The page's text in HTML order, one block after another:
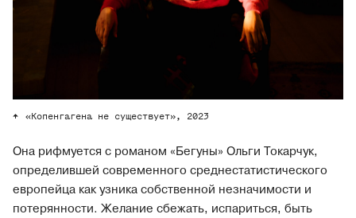
«Копенгагена не существует», 2023
Она рифмуется с романом «Бегуны» Ольги Токарчук,
определившей современного среднестатистического
европейца как узника собственной незначимости и
потерянности. Желание сбежать, испариться, быть